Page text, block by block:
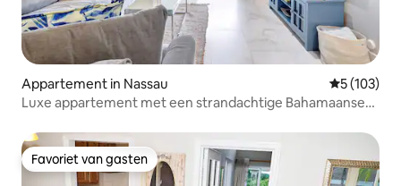
Appartement in Nassau
5 (103)
Luxe appartement met een strandachtige Bahamaanse
Favoriet van gasten
Favoriet van gasten